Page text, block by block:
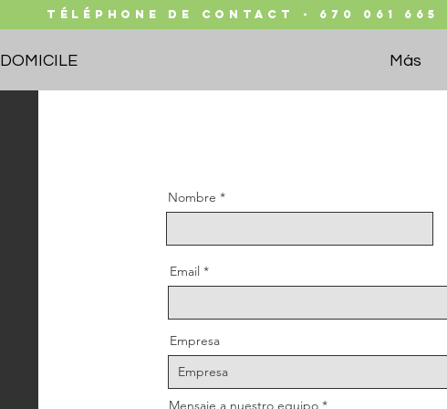
TÉLÉPHONE DE CONTACT - 670 061 665
DOMICILE Más
Nombre
Email
Empresa
Mensaje a nuestro equipo